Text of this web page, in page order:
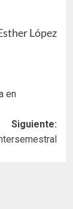
López
en
Siguiente: